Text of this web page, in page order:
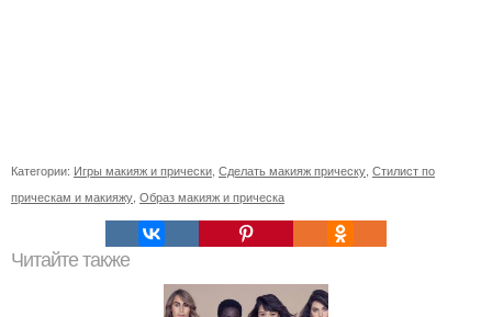
Категории: Игры макияж и прически Сделать макияж прическу Стилист по
прическам и макияжу Образ макияж и прическа
Читайте также